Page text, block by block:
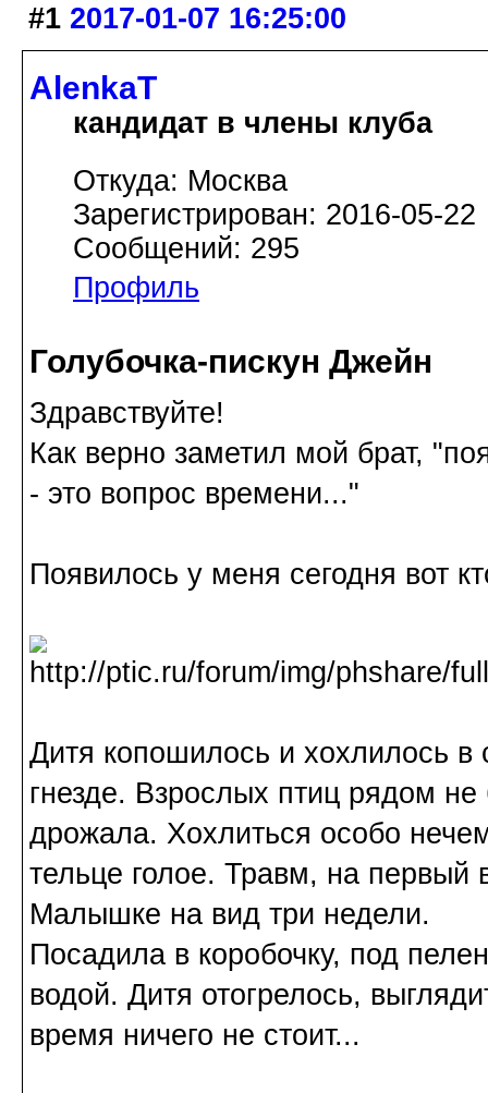
#1 2017-01-07 16:25:00
AlenkaT
кандидат в члены клуба
Откуда: Москва
Зарегистрирован: 2016-05-22
Сообщений: 295
Профиль
Голубочка-пискун Джейн
Здравствуйте!
Как верно заметил мой брат,
- это вопрос времени..."
Появилось у меня сегодня вот
Дитя копошилось и хохлилось в
гнезде. Взрослых птиц рядом
дрожала. Хохлиться особо
тельце голое. Травм, на первый
Малышке на вид три недели.
Посадила в коробочку, под
водой. Дитя отогрелось,
время ничего не стоит...